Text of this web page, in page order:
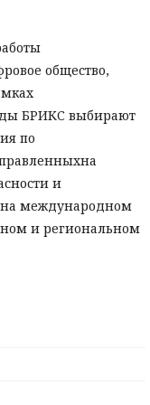
общество,
БРИКС выбирают
по
и
на международном
и региональном